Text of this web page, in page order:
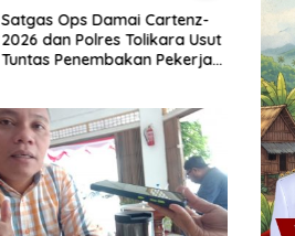
Satgas Ops Damai Cartenz-
2026 dan Polres Tolikara Usut
Tuntas Penembakan Pekerja